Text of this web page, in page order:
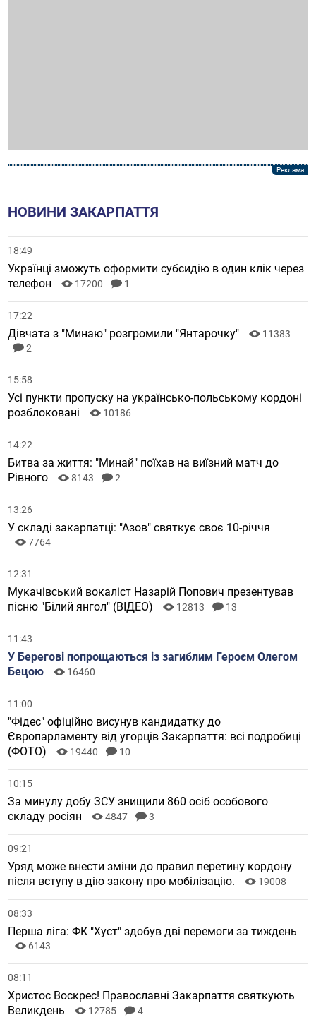
НОВИНИ ЗАКАРПАТТЯ
18:49
Українці зможуть оформити субсидію в один клік через
телефон
17200 1
17:22
Дівчата з "Минаю" розгромили "Янтарочку"
11383
2
15:58
Усі пункти пропуску на українсько-польському кордоні
розблоковані
10186
14:22
Битва за життя: "Минай" поїхав на виїзний матч до
Рівного
8143 2
13:26
У складі закарпатці: "Азов" святкує своє 10-річчя
7764
12:31
Мукачівський вокаліст Назарій Попович презентував
пісню "Білий янгол" (ВІДЕО)
12813 13
11:43
У Берегові попрощаються із загиблим Героєм Олегом
Бецою
16460
11:00
"Фідес" офіційно висунув кандидатку до
Європарламенту від угорців Закарпаття: всі подробиці
(ФОТО)
19440 10
10:15
За минулу добу ЗСУ знищили 860 осіб особового
складу росіян
4847 3
09:21
Уряд може внести зміни до правил перетину кордону
після вступу в дію закону про мобілізацію.
19008
08:33
Перша ліга: ФК "Хуст" здобув дві перемоги за тиждень
6143
08:11
Христос Воскрес! Православні Закарпаття святкують
Великдень
12785 4